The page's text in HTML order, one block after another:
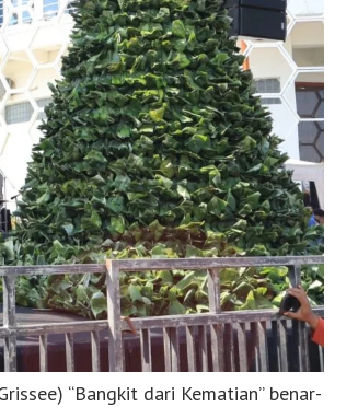
“Bangkit dari Kematian” benar-